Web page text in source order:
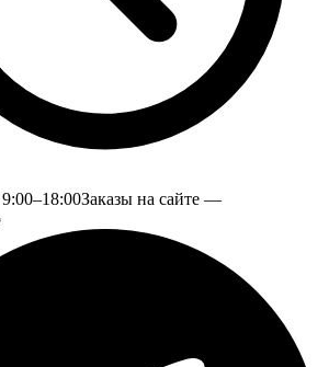
Заказы на сайте —